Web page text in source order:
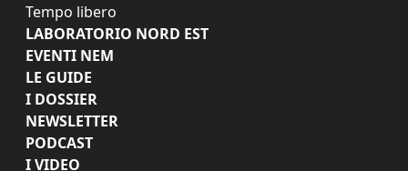
Tempo libero
LABORATORIO NORD EST
EVENTI NEM
LE GUIDE
I DOSSIER
NEWSLETTER
PODCAST
I VIDEO